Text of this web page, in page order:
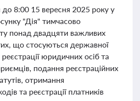
8:00 15 вересня 2025 року у
"Дія" тимчасово
понад двадцяти важливих
що стосуються державної
реєстрації юридичних осіб та
подання реєстраційних
отримання
та реєстрації платників